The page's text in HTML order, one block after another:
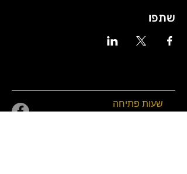
שתפו
שעות פתיחה
שני 18:00-0:00